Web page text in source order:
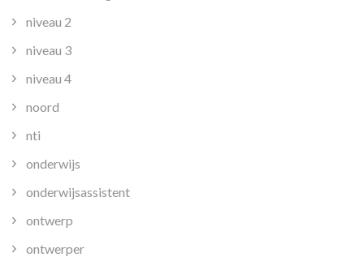
niveau 2
niveau 3
niveau 4
noord
nti
onderwijs
onderwijsassistent
ontwerp
ontwerper